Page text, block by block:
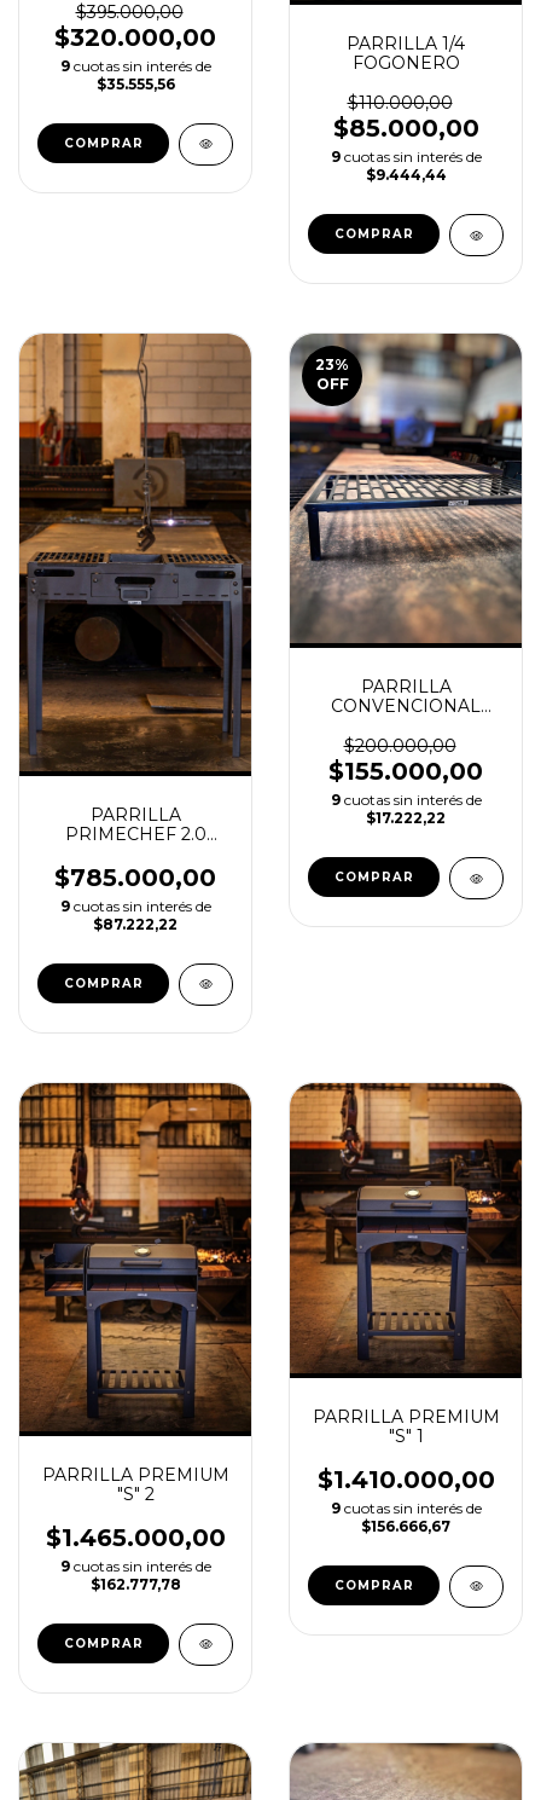
$395.000,00
$320.000,00
9 cuotas sin interés de
$35.555,56
PARRILLA 1/4
FOGONERO
$110.000,00
$85.000,00
9 cuotas sin interés de
$9.444,44
COMPRAR
PARRILLA
PRIMECHEF 2.0
$785.000,00
9 cuotas sin interés de
$87.222,22
23%
OFF
PARRILLA
CONVENCIONAL
$200.000,00
$155.000,00
9 cuotas sin interés de
$17.222,22
PARRILLA PREMIUM
"S" 2
$1.465.000,00
9 cuotas sin interés de
$162.777,78
PARRILLA PREMIUM
"S" 1
$1.410.000,00
9 cuotas sin interés de
$156.666,67